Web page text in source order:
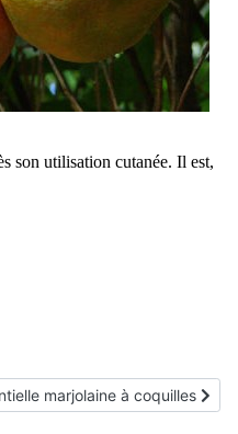
son utilisation cutanée. Il est,
: Huile essentielle marjolaine
marjolaine à coquilles